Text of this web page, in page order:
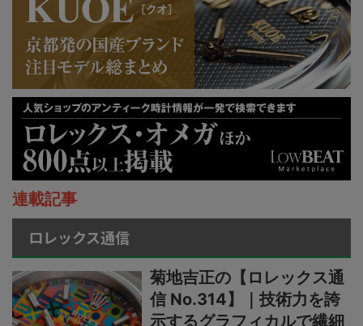
連載記事
ロレックス通信
菊地吉正の【ロレックス通
信 No.314】｜技術力を誇
示するグラフィカルで繊細